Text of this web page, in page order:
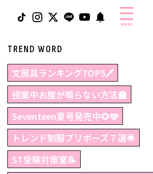
menu
TREND WORD
文房具ランキングTOP5🖊
授業中お腹が鳴らない方法🏫
Seventeen夏号発売中🌻🩵
トレンド制服プリポーズ７選🌟
ST受験対策室📝